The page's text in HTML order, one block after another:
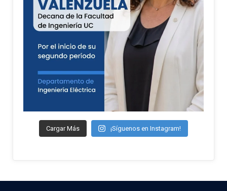
Cargar Más ¡Síguenos en Instagram!